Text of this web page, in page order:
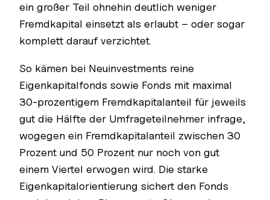
ein großer Teil ohnehin deutlich weniger
Fremdkapital einsetzt als erlaubt – oder sogar
komplett darauf verzichtet.
So kämen bei Neuinvestments reine
Eigenkapitalfonds sowie Fonds mit maximal
30-prozentigem Fremdkapitalanteil für jeweils
gut die Hälfte der Umfrageteilnehmer infrage,
wogegen ein Fremdkapitalanteil zwischen 30
Prozent und 50 Prozent nur noch von gut
einem Viertel erwogen wird. Die starke
Eigenkapitalorientierung sichert den Fonds